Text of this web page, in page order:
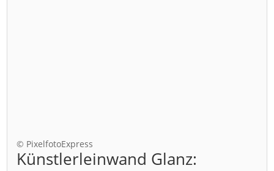
© PixelfotoExpress
Künstlerleinwand Glanz: